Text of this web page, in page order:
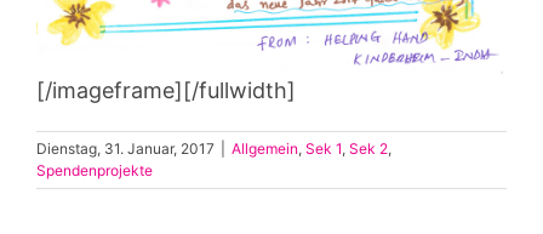
[/imageframe][/fullwidth]
Dienstag, 31. Januar, 2017 Allgemein, Sek 1, Sek 2,
Spendenprojekte